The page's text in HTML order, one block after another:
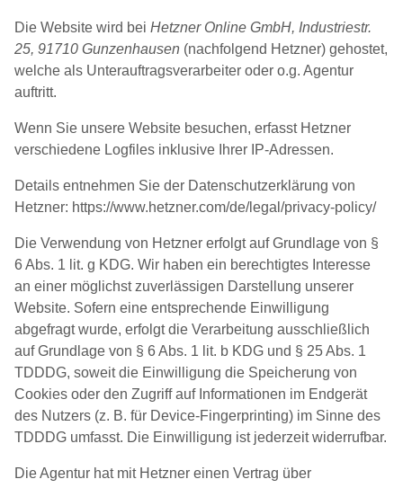
Die Website wird bei Hetzner Online GmbH, Industriestr.
25, 91710 Gunzenhausen (nachfolgend Hetzner) gehostet,
welche als Unterauftragsverarbeiter oder o.g. Agentur
auftritt.
Wenn Sie unsere Website besuchen, erfasst Hetzner
verschiedene Logfiles inklusive Ihrer IP-Adressen.
Details entnehmen Sie der Datenschutzerklärung von
Hetzner: https://www.hetzner.com/de/legal/privacy-policy/
Die Verwendung von Hetzner erfolgt auf Grundlage von §
6 Abs. 1 lit. g KDG. Wir haben ein berechtigtes Interesse
an einer möglichst zuverlässigen Darstellung unserer
Website. Sofern eine entsprechende Einwilligung
abgefragt wurde, erfolgt die Verarbeitung ausschließlich
auf Grundlage von § 6 Abs. 1 lit. b KDG und § 25 Abs. 1
TDDDG, soweit die Einwilligung die Speicherung von
Cookies oder den Zugriff auf Informationen im Endgerät
des Nutzers (z. B. für Device-Fingerprinting) im Sinne des
TDDDG umfasst. Die Einwilligung ist jederzeit widerrufbar.
Die Agentur hat mit Hetzner einen Vertrag über